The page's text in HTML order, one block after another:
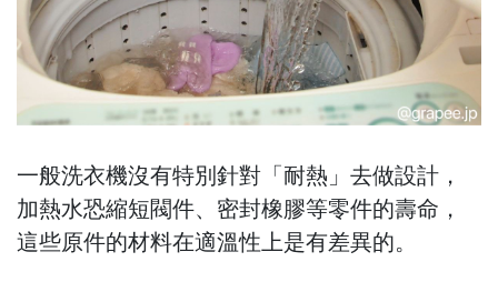
一般洗衣機沒有特別針對「耐熱」去做設計，
加熱水恐縮短閥件、密封橡膠等零件的壽命，
這些原件的材料在適溫性上是有差異的。